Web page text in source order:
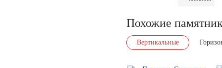
Похожие
Вертикальные